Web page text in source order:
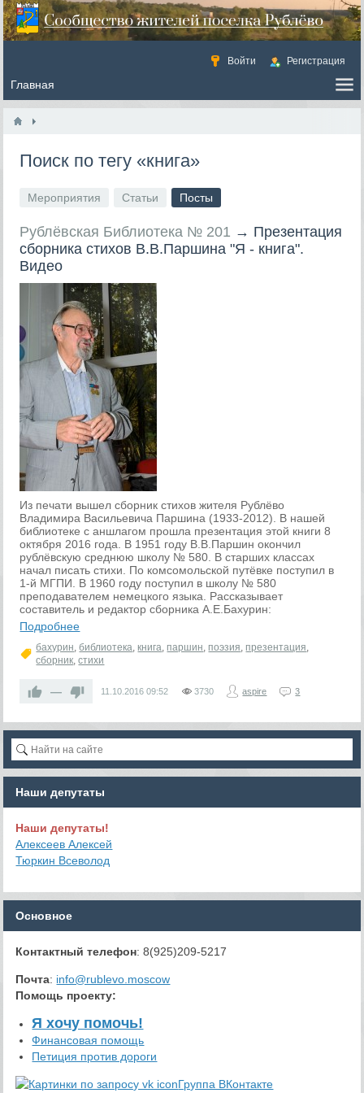
Войти Регистрация
Поиск по тегу «книга»
Мероприятия Статьи Посты
Рублёвская Библиотека № 201 → Презентация
сборника стихов В.В.Паршина "Я - книга".
Видео
Из печати вышел сборник стихов жителя Рублёво
Владимира Васильевича Паршина (1933-2012). В нашей
библиотеке с аншлагом прошла презентация этой книги 8
октября 2016 года. В 1951 году В.В.Паршин окончил
рублёвскую среднюю школу № 580. В старших классах
начал писать стихи. По комсомольской путёвке поступил в
1-й МГПИ. В 1960 году поступил в школу № 580
преподавателем немецкого языка. Рассказывает
составитель и редактор сборника А.Е.Бахурин:
Подробнее
бахурин,библиотека,книга, паршин, поэзия, презентация,
сборник,стихи
— 11.10.2016 09:52 3730 aspire 3
Наши депутаты
Наши депутаты!
Алексеев Алексей
Тюркин Всеволод
Основное
Контактный телефон: 8(925)209-5217
Почта: info@rublevo.moscow
Помощь проекту:
Я хочу помочь!
Финансовая помощь
Петиция против дороги
Группа ВКонтакте